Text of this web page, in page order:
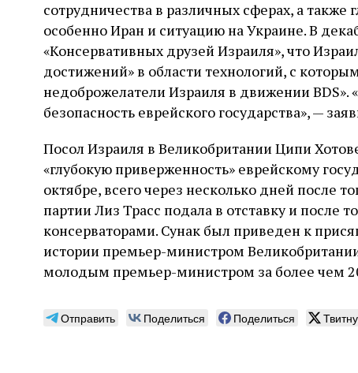
сотрудничества в различных сферах, а
особенно Иран и ситуацию на Украине. В
«Консервативных друзей Израиля», что
достижений» в области технологий, с
недоброжелатели Израиля в движении BDS».
безопасность еврейского государства», —
Посол Израиля в Великобритании Ципи
«глубокую приверженность» еврейскому
октябре, всего через несколько дней после
партии Лиз Трасс подала в отставку и после
консерваторами. Сунак был приведен к
истории премьер-министром
молодым премьер-министром за более чем
Отправить Поделиться Поделиться